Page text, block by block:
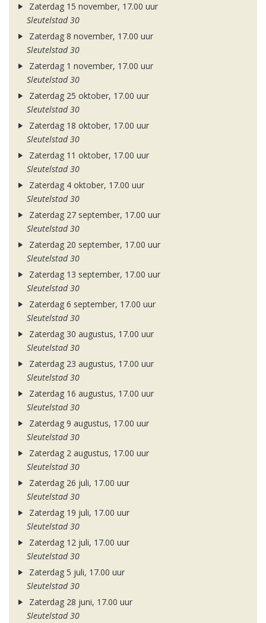
Zaterdag 15 november, 17.00 uur
Sleutelstad 30
Zaterdag 8 november, 17.00 uur
Sleutelstad 30
Zaterdag 1 november, 17.00 uur
Sleutelstad 30
Zaterdag 25 oktober, 17.00 uur
Sleutelstad 30
Zaterdag 18 oktober, 17.00 uur
Sleutelstad 30
Zaterdag 11 oktober, 17.00 uur
Sleutelstad 30
Zaterdag 4 oktober, 17.00 uur
Sleutelstad 30
Zaterdag 27 september, 17.00 uur
Sleutelstad 30
Zaterdag 20 september, 17.00 uur
Sleutelstad 30
Zaterdag 13 september, 17.00 uur
Sleutelstad 30
Zaterdag 6 september, 17.00 uur
Sleutelstad 30
Zaterdag 30 augustus, 17.00 uur
Sleutelstad 30
Zaterdag 23 augustus, 17.00 uur
Sleutelstad 30
Zaterdag 16 augustus, 17.00 uur
Sleutelstad 30
Zaterdag 9 augustus, 17.00 uur
Sleutelstad 30
Zaterdag 2 augustus, 17.00 uur
Sleutelstad 30
Zaterdag 26 juli, 17.00 uur
Sleutelstad 30
Zaterdag 19 juli, 17.00 uur
Sleutelstad 30
Zaterdag 12 juli, 17.00 uur
Sleutelstad 30
Zaterdag 5 juli, 17.00 uur
Sleutelstad 30
Zaterdag 28 juni, 17.00 uur
Sleutelstad 30